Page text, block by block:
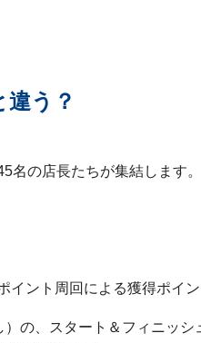
う？
名の店長たちが集結します。
ント周回による獲得ポイ
の、スタート＆フィニッ